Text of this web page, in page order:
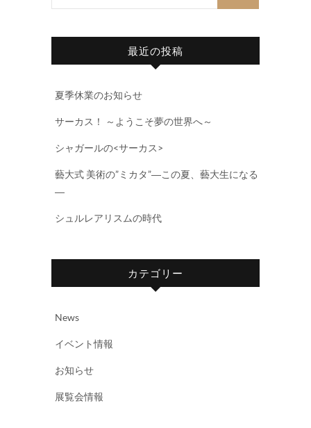
最近の投稿
夏季休業のお知らせ
サーカス！ ～ようこそ夢の世界へ～
シャガールの<サーカス>
藝大式 美術の”ミカタ”―この夏、藝大生になる
―
シュルレアリスムの時代
カテゴリー
News
イベント情報
お知らせ
展覧会情報